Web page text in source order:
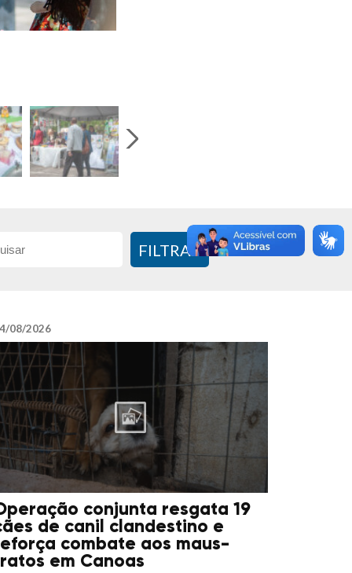
FILTRAR
08/2026
conjunta resgata 19
de canil clandestino e
combate aos maus-
em Canoas